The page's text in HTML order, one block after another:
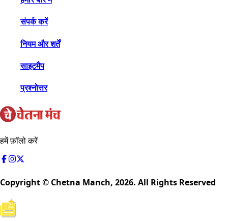
संपर्क करें
नियम और शर्तें
साइटमैप
प्रश्नोत्तर
हमें फ़ॉलो करें
Copyright © Chetna Manch, 2026. All Rights Reserved